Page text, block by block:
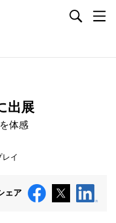
出展
体感
イ
ェア